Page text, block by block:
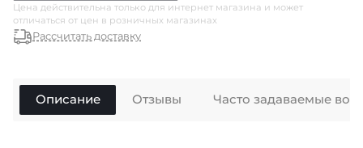
Цена действительна только для интернет магазина и может
отличаться от цен в розничных магазинах
Рассчитать доставку
Описание Отзывы Часто задаваемые